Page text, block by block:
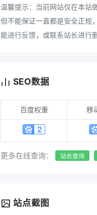
温馨提示：当前网站仅在本站
但不能保证一直都是安全正规
能进行反馈，或联系站长进行
SEO数据
百度权重 移
更多在线查询： 站长查询
站点截图